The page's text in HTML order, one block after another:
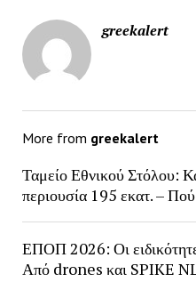
greekalert
More from greekalert
Ταμείο Εθνικού Στόλου:
περιουσία 195 εκατ. –
ΕΠΟΠ 2026: Οι
Από drones και SPIKE